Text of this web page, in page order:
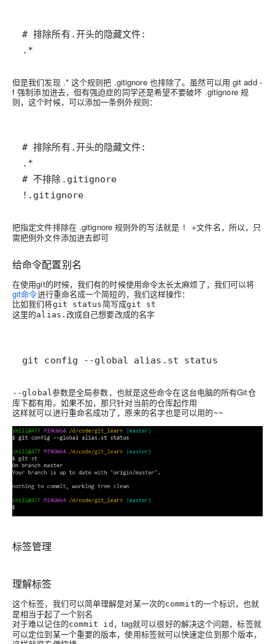
.*
但是我们发现 .* 这个规则把 .gitignore 也排除了。虽然可以⽤ git add -
f 强制添加进去，但有强迫症的同学还是希望不要破坏 .gitignore 规
则，这个时候，可以添加⼀条例外规则：
!.gitignore
把指定文件排除在 .gitignore 规则外的写法就是 ! +文件名，所以，只
需把例外文件添加进去即可
给命令配置别名
在使用git的时候，我们有的时候使用命令太长太麻烦了，我们可以将
git命令进行重命名成一个简短的，我们这样操作：
比如我们将git status简写成git st
这里的alias. 改成自己想要改成的名字
git config --global alias.st status
--global 参数是全局参数，也就是这些命令在这台电脑的所有Git仓
库下都有⽤。如果不加，那只针对当前的仓库起作用
这样就可以进行重命名成功了，原来的名字也是可以用的~~
标签管理
理解标签
这个标签，我们可以简单理解是对某一次的commit的一个标识，也就
是相当于起了一个别名
对于难以记住的commit id ，tag就可以很好的解决这个问题，标签就
可以定位到某一个重要的版本，使用标签就可以快速定位到那个版本，